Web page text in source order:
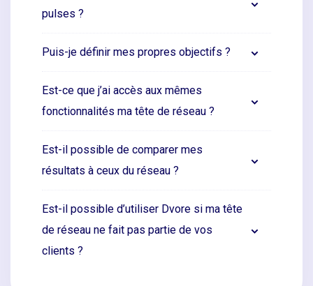
pulses ?
Puis-je définir mes propres objectifs ?
Est-ce que j’ai accès aux mêmes
fonctionnalités ma tête de réseau ?
Est-il possible de comparer mes
résultats à ceux du réseau ?
Est-il possible d’utiliser Dvore si ma tête
de réseau ne fait pas partie de vos
clients ?